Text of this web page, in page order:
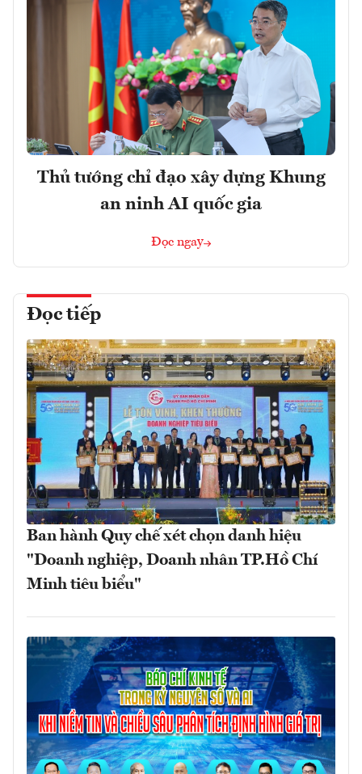
Thủ tướng chỉ đạo xây dựng Khung
an ninh AI quốc gia
Đọc ngay
Đọc tiếp
Ban hành Quy chế xét chọn danh hiệu
"Doanh nghiệp, Doanh nhân TP.Hồ Chí
Minh tiêu biểu"